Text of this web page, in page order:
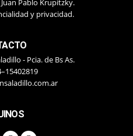
Pablo Krupitzky.
y privacidad.
- Pcia. de Bs As.